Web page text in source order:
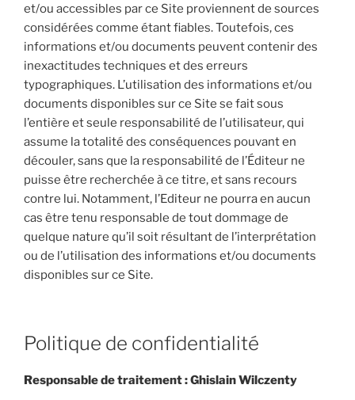
et/ou accessibles par ce Site proviennent de sources
considérées comme étant fiables. Toutefois, ces
informations et/ou documents peuvent contenir des
inexactitudes techniques et des erreurs
typographiques. L’utilisation des informations et/ou
documents disponibles sur ce Site se fait sous
l’entière et seule responsabilité de l’utilisateur, qui
assume la totalité des conséquences pouvant en
découler, sans que la responsabilité de l’Éditeur ne
puisse être recherchée à ce titre, et sans recours
contre lui. Notamment, l’Editeur ne pourra en aucun
cas être tenu responsable de tout dommage de
quelque nature qu’il soit résultant de l’interprétation
ou de l’utilisation des informations et/ou documents
disponibles sur ce Site.
Politique de confidentialité
Responsable de traitement :Ghislain Wilczenty